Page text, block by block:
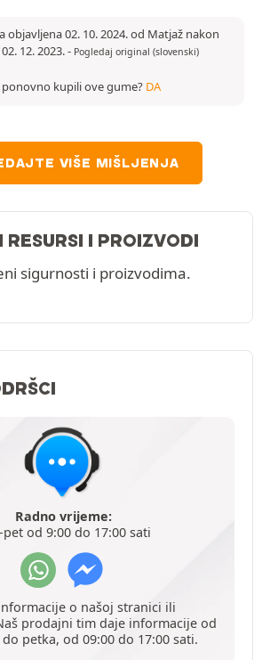
objavljena 02. 10. 2024. od Matjaž nakon
12. 2023.- Pogledaj original (slovenski)
ponovno kupili ove gume? DA
VIŠE MIŠLJENJA
RESURSI I PROIZVODI
sigurnosti i proizvodima.
Radno vrijeme:
pet od 9:00 do 17:00 sati
o našoj stranici ili
prodajni tim daje informacije od
petka, od 09:00 do 17:00 sati.